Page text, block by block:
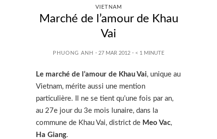
VIETNAM
Marché de l’amour de Khau
Vai
PHUONG ANH · 27 MAR 2012 · < 1 MINUTE
Le marché de l’amour de Khau Vai, unique au
Vietnam, mérite aussi une mention
particulière. Il ne se tient qu’une fois par an,
au 27e jour du 3e mois lunaire, dans la
commune de Khau Vai, district de Meo Vac,
Ha Giang.